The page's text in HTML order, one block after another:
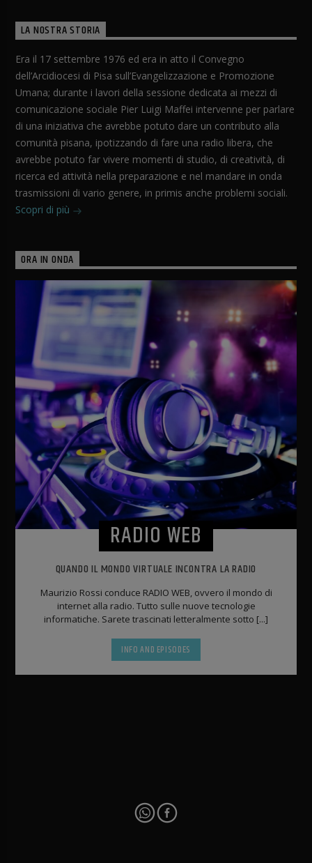
LA NOSTRA STORIA
Era il 17 settembre 1976 ed era in atto il Convegno
dell’Arcidiocesi di Pisa sull’Evangelizzazione e Promozione
Umana; durante i lavori della sessione dedicata ai mezzi di
comunicazione sociale Pier Luigi Maffei intervenne per parlare
di una iniziativa che avrebbe potuto dare un contributo alla
comunità pisana, ipotizzando di fare una radio libera, che
avrebbe potuto far vivere momenti di studio, di creatività, di
ricerca ed attività nella preparazione e nel mandare in onda
trasmissioni di vario genere, in primis anche problemi sociali.
Scopri di più
ORA IN ONDA
RADIO WEB
QUANDO IL MONDO VIRTUALE INCONTRA LA RADIO
Maurizio Rossi conduce RADIO WEB, ovvero il mondo di
internet alla radio. Tutto sulle nuove tecnologie
informatiche. Sarete trascinati letteralmente sotto [...]
INFO AND EPISODES